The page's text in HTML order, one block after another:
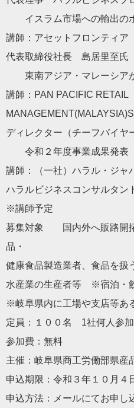
イスラム市場への輸出の
講師：アセットフロンティア
代表取締役社長 島居里至氏
東南アジア・マレーシア
講師：PAN PACIFIC RETAIL
ディレクター（チーフバイヤ
令和２年度事業成果発表
講師：（一社）ハラル・ジャ
ハラルビジネスコンサルタ
※講師予定
募集対象 国内外へ販路開
品・
健康食品製造業者、食品を扱
水産業の生産者等 ※宿泊・
※岐阜県内に工場や支店等あ
定員：１００名 1社何人参加
参加費：無料
主催：岐阜県商工労働部県産
申込期限：令和３年１０月４
申込方法：メールにてお申し